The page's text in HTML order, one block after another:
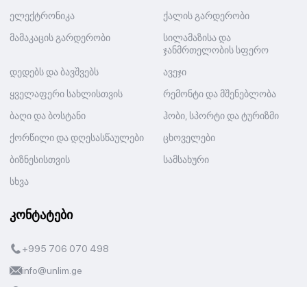
ელექტრონიკა
ქალის გარდერობი
მამაკაცის გარდერობი
სილამაზისა და
ჯანმრთელობის სფერო
დედებს და ბავშვებს
ავეჯი
ყველაფერი სახლისთვის
რემონტი და მშენებლობა
ბაღი და ბოსტანი
ჰობი, სპორტი და ტურიზმი
ქორწილი და დღესასწაულები
ცხოველები
ბიზნესისთვის
სამსახური
სხვა
კონტატები
+995 706 070 498
info@unlim.ge